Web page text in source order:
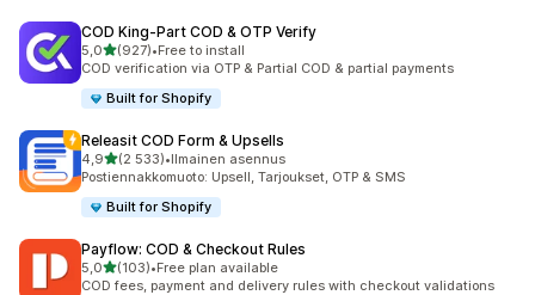
COD King‑Part COD & OTP Verify
5,0/ 5 tähteä
(927)
927 arvostelua yhteensä
•Free to install
COD verification via OTP & Partial COD & partial payments
Built for Shopify
Releasit COD Form & Upsells
4,9/ 5 tähteä
(2 533)
2533 arvostelua yhteensä
•Ilmainen asennus
Postiennakkomuoto: Upsell, Tarjoukset, OTP & SMS
Built for Shopify
Payflow: COD & Checkout Rules
5,0/ 5 tähteä
(103)
103 arvostelua yhteensä
•Free plan available
COD fees, payment and delivery rules with checkout validations